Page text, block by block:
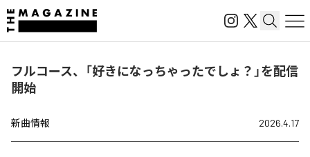
フルコース、「好きになっちゃったでしょ？」を配信
開始
新曲情報 2026.4.17